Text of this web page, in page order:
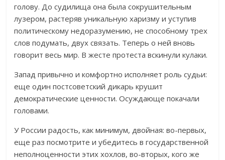
голову. До судилища она была сокрушительным
лузером, растеряв уникальную харизму и уступив
политическому недоразумению, не способному трех
слов подумать, двух связать. Теперь о ней вновь
говорит весь мир. В жесте протеста вскинули кулаки.
Запад привычно и комфортно исполняет роль судьи:
еще один постсоветский дикарь крушит
демократические ценности. Осуждающе покачали
головами.
У России радость, как минимум, двойная: во-первых,
еще раз посмотрите и убедитесь в государственной
неполноценности этих хохлов, во-вторых, кого же